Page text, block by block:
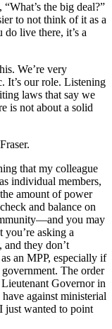
the big deal?”
to not think of it as a
live there, it’s a
We’re very
It’s our role. Listening
laws that say we
is not about a solid
that my colleague
individual members,
amount of power
and balance on
you may
asking a
and they don’t
an MPP, especially if
The order
Governor in
against ministerial
just wanted to point